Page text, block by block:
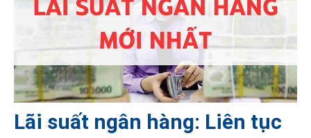
Lãi suất ngân hàng: Liên tục